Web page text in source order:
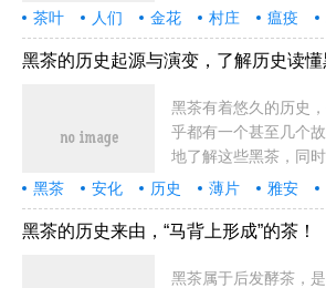
是怎么来的呢？关于
16世纪40年代初期，
在湖南
茶叶 人们 金花 村庄 瘟疫
安化
传说 事情 全都 功效
茶商
颗粒 泾阳 陕西 奇特
黑茶的历史起源与演变，了解历史读懂
黑茶有着悠久的历史
乎都有一个甚至几个
地了解这些黑茶，同
历史和文化底蕴。黑
最早见于明嘉靖三年
疏：
黑茶 安化 历史 薄片 雅安
渠江
发展 年间 皇家 茶叶
发展历史
新中国 时期 张良
湖南
黑茶的历史来由，“马背上形成”的茶！
黑茶属于后发酵茶，